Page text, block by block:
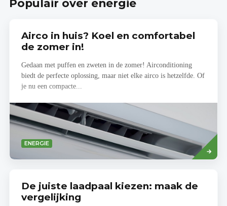
Populair over energie
Airco in huis? Koel en comfortabel
de zomer in!
Gedaan met puffen en zweten in de zomer! Airconditioning
biedt de perfecte oplossing, maar niet elke airco is hetzelfde. Of
je nu een compacte...
ENERGIE
Read
more
De juiste laadpaal kiezen: maak de
vergelijking